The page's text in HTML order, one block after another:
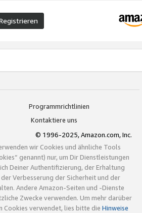
Programmrichtlinien
Kontaktiere uns
© 1996-2025, Amazon.com, Inc.
wir Cookies und ähnliche Tools
genannt) nur, um Dir Dienstleistungen
Deiner Authentifizierung, der Erhaltung
Verbesserung der Sicherheit und der
Andere Amazon-Seiten und -Dienste
Zwecke verwenden. Um mehr darüber
Cookies verwendet, lies bitte die Hinweise